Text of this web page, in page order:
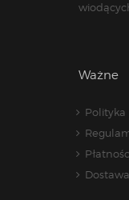
Ważne
Dostawa